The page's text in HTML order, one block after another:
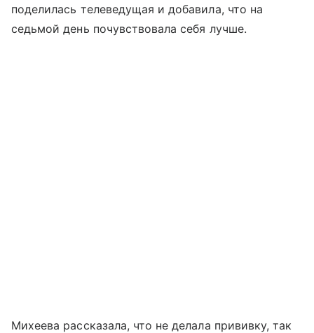
поделилась телеведущая и добавила, что на
седьмой день почувствовала себя лучше.
Михеева рассказала, что не делала прививку, так